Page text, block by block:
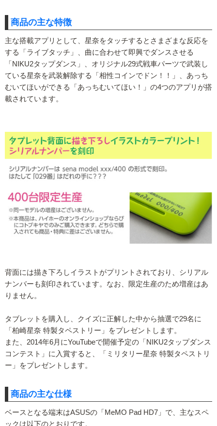
商品の主な特徴
主な搭載アプリとして、星奈をタッチするとさまざまな反応を
する「ライブタッチ」、曲に合わせて即興でダンスさせる
「NIKU2タップダンス」、オリジナル29式戦車パーツで武装し
ている星奈を武装解除する「相性コインでドン！！」、あっち
むいてほいができる「あっちむいてほい！」の4つのアプリが搭
載されています。
背面には描き下ろしイラストがプリントされており、シリアル
ナンバーも刻印されています。なお、限定生産のため増産はあ
りません。
タブレットを購入し、クイズに正解した中から抽選で29名に
「柏崎星奈 特製タペストリー」をプレゼントします。
また、2014年6月にYouTubeで開催予定の「NIKU2タップダンス
コンテスト」に入賞すると、「ミリタリー星奈 特製タペストリ
ー」をプレゼントします。
商品の主な仕様
ベースとなる端末はASUSの「MeMO Pad HD7」で、主なスペ
ックは以下のとおりです。